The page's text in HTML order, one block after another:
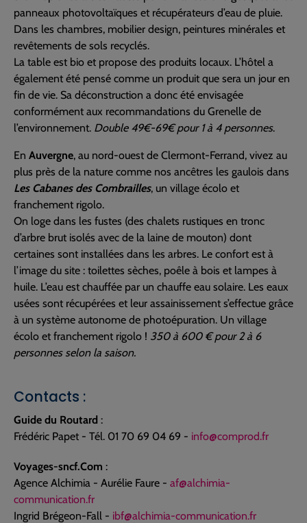
panneaux photovoltaïques et récupérateurs d’eau de pluie.
Dans les chambres, mobilier design, peintures minérales et
revêtements de sols recyclés.
La table est bio et propose des produits locaux. L’hôtel a
également été pensé comme un produit que sera un jour en
fin de vie. Sa déconstruction a donc été envisagée
conformément aux recommandations du Grenelle de
l’environnement. Double 49€-69€ pour 1 à 4 personnes.
En Auvergne, au nord-ouest de Clermont-Ferrand, vivez au
plus près de la nature comme nos ancêtres les gaulois dans
Les Cabanes des Combrailles, un village écolo et
franchement rigolo.
On loge dans les fustes (des chalets rustiques en tronc
d’arbre brut isolés avec de la laine de mouton) dont
certaines sont installées dans les arbres. Le confort est à
l’image du site : toilettes sèches, poêle à bois et lampes à
huile. L’eau est chauffée par un chauffe eau solaire. Les eaux
usées sont récupérées et leur assainissement s’effectue grâce
à un système autonome de photoépuration. Un village
écolo et franchement rigolo ! 350 à 600 € pour 2 à 6
personnes selon la saison.
Contacts :
Guide du Routard :
Frédéric Papet - Tél. 01 70 69 04 69 - info@comprod.fr
Voyages-sncf.Com :
Agence Alchimia - Aurélie Faure - af@alchimia-
communication.fr
Ingrid Brégeon-Fall - ibf@alchimia-communication.fr